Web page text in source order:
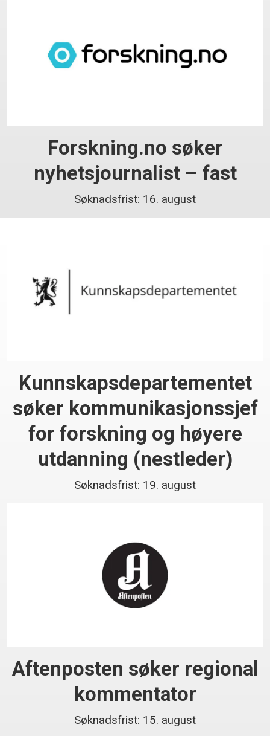
Forskning.no søker
nyhetsjournalist – fast
Søknadsfrist: 16. august
Kunnskaps­departementet
søker kommunikasjonssjef
for forskning og høyere
utdanning (nestleder)
Søknadsfrist: 19. august
Aftenposten søker regional
kommentator
Søknadsfrist: 15. august